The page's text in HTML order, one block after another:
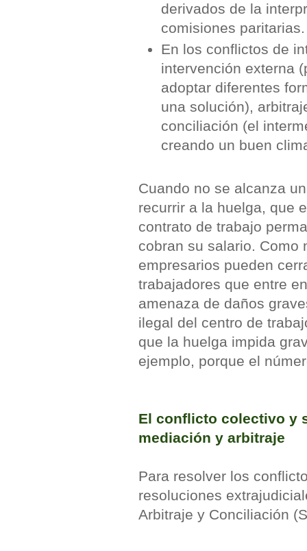
derivados de la
comisiones paritarias.
En los conflictos de
intervención externa
adoptar diferentes
una solución),
conciliación (el
creando un buen
Cuando no se alcanza
recurrir a la huelga, que
contrato de trabajo
cobran su salario. Como
empresarios pueden
trabajadores que entre
amenaza de daños
ilegal del centro de
que la huelga impida
ejemplo, porque el
El conflicto colectivo y
mediación y arbitraje
Para resolver los
resoluciones
Arbitraje y Conciliación